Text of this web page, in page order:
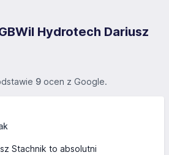
Hydrotech Dariusz
9 ocen z Google.
Stachnik to absolutni